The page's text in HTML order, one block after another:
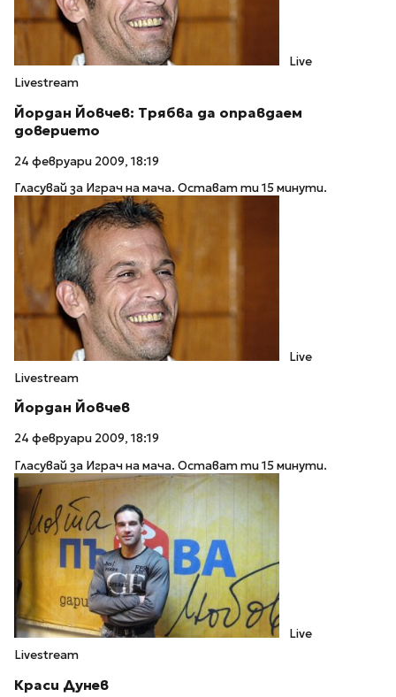
Live
Livestream
Йордан Йовчев: Трябва да оправдаем
доверието
24 февруари 2009, 18:19
Гласувай за Играч на мача. Остават ти 15 минути.
Live
Livestream
Йордан Йовчев
24 февруари 2009, 18:19
Гласувай за Играч на мача. Остават ти 15 минути.
Live
Livestream
Краси Дунев